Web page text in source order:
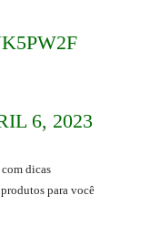
6, 2023
com dicas
para você